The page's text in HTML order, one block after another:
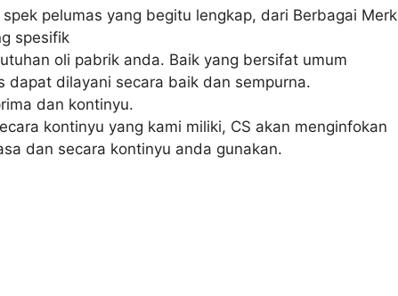
pelumas yang begitu lengkap, dari Berbagai Merk
spesifik
oli pabrik anda. Baik yang bersifat umum
dapat dilayani secara baik dan sempurna.
dan kontinyu.
kontinyu yang kami miliki, CS akan menginfokan
dan secara kontinyu anda gunakan.